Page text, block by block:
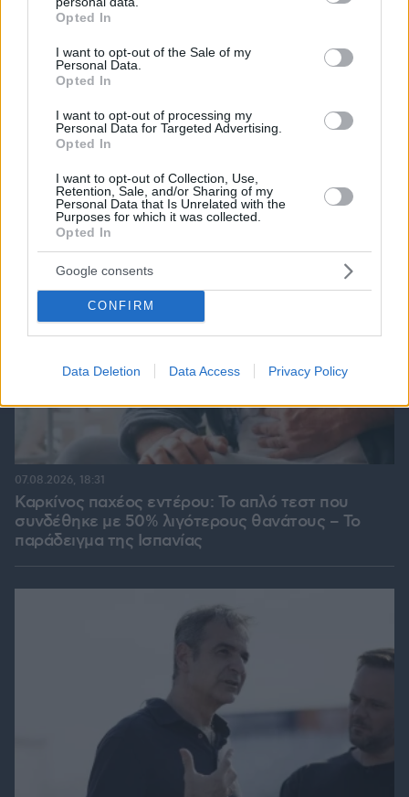
grant or deny consent to Google and its third-party tags to
use your data for below specified purposes in below Google
consent section.
Opted In
I want to opt-out of the Sale of my
Personal Data.
Opted In
I want to opt-out of processing my
Personal Data for Targeted Advertising.
Opted In
I want to opt-out of Collection, Use,
Retention, Sale, and/or Sharing of my
Personal Data that Is Unrelated with the
Purposes for which it was collected.
Opted In
Google consents
CONFIRM
Data Deletion Data Access Privacy Policy
Best of Network
Καρκίνος παχέος εντέρου: Το απλό τεστ που
συνδέθηκε με 50% λιγότερους θανάτους – Το
παράδειγμα της Ισπανίας
07.08.2026, 18:31